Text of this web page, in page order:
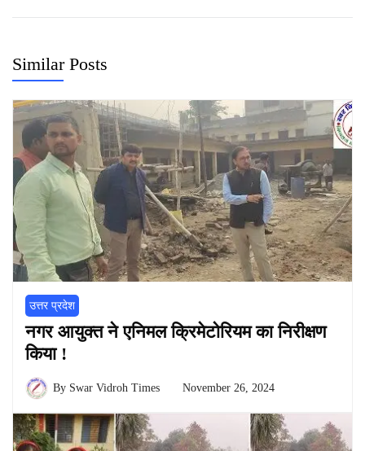
Similar Posts
उत्तर प्रदेश
नगर आयुक्त ने एनिमल क्रिमेटोरियम का निरीक्षण
किया !
By Swar Vidroh Times November 26, 2024